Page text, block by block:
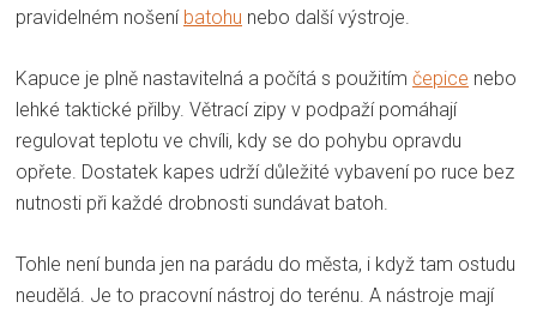
pravidelném nošení batohu nebo další výstroje.
Kapuce je plně nastavitelná a počítá s použitím čepice nebo
lehké taktické přilby. Větrací zipy v podpaží pomáhají
regulovat teplotu ve chvíli, kdy se do pohybu opravdu
opřete. Dostatek kapes udrží důležité vybavení po ruce bez
nutnosti při každé drobnosti sundávat batoh.
Tohle není bunda jen na parádu do města, i když tam ostudu
neudělá. Je to pracovní nástroj do terénu. A nástroje mají